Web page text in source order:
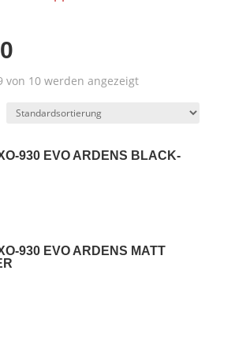
von 10 werden angezeigt
930 EVO ARDENS BLACK-
930 EVO ARDENS MATT